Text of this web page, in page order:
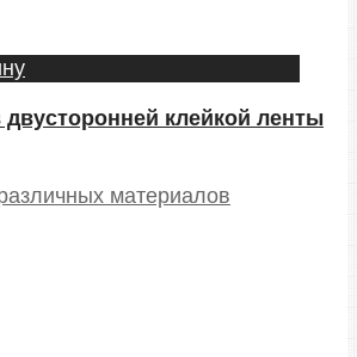
двусторонней клейкой ленты
материалов